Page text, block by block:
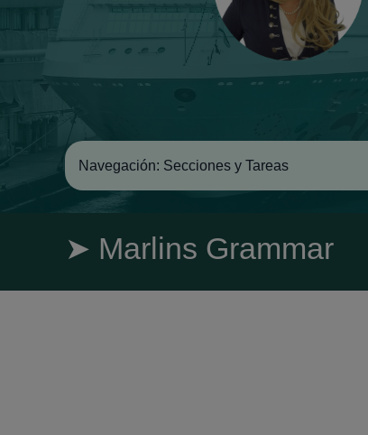
Navegación: Secciones y Tareas
➤ Marlins Grammar